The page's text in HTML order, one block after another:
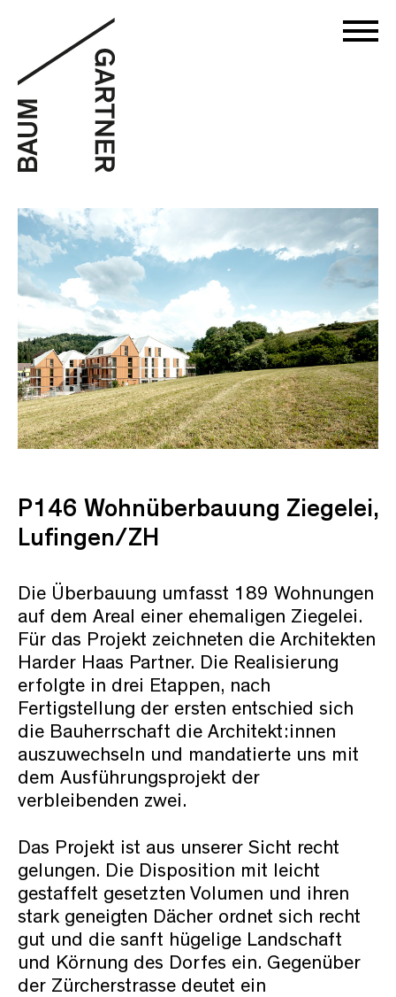
P146 Wohnüberbauung Ziegelei,
Lufingen/ZH
Die Überbauung umfasst 189 Wohnungen
auf dem Areal einer ehemaligen Ziegelei.
Für das Projekt zeichneten die Architekten
Harder Haas Partner. Die Realisierung
erfolgte in drei Etappen, nach
Fertigstellung der ersten entschied sich
die Bauherrschaft die Architekt:innen
auszuwechseln und mandatierte uns mit
dem Ausführungsprojekt der
verbleibenden zwei.
Das Projekt ist aus unserer Sicht recht
gelungen. Die Disposition mit leicht
gestaffelt gesetzten Volumen und ihren
stark geneigten Dächer ordnet sich recht
gut und die sanft hügelige Landschaft
und Körnung des Dorfes ein. Gegenüber
der Zürcherstrasse deutet ein